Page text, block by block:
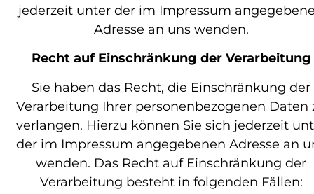
jederzeit unter der im Impressum
Adresse an uns wenden.
Recht auf Einschränkung der Verarbeitung
Sie haben das Recht, die Einschränkung der
Verarbeitung Ihrer personenbezogenen Daten
verlangen. Hierzu können Sie sich jederzeit
der im Impressum angegebenen Adresse an
wenden. Das Recht auf Einschränkung der
Verarbeitung besteht in folgenden Fällen: